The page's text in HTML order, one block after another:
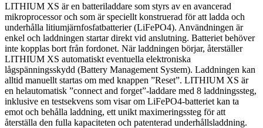
LITHIUM XS är en batteriladdare som styrs av en avancerad
mikroprocessor och som är speciellt konstruerad för att ladda och
underhålla litiumjärnfosfatbatterier (LiFePO4). Användningen är
enkel och laddningen startar direkt vid anslutning. Batteriet behöver
inte kopplas bort från fordonet. När laddningen börjar, återställer
LITHIUM XS automatiskt eventuella elektroniska
lågspänningsskydd (Battery Management System). Laddningen kan
alltid manuellt startas om med knappen ”Reset”. LITHIUM XS är
en helautomatisk ”connect and forget”-laddare med 8 laddningssteg,
inklusive en testsekvens som visar om LiFePO4-batteriet kan ta
emot och behålla laddning, ett unikt maximeringssteg för att
återställa den fulla kapaciteten och patenterad underhållsladdning.